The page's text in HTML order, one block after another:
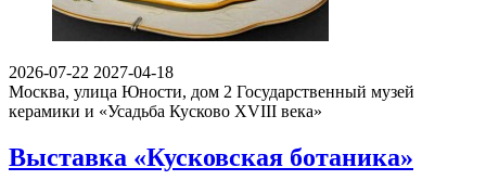
2026-07-22 2027-04-18
Москва, улица Юности, дом 2 Государственный музей
керамики и «Усадьба Кусково XVIII века»
Выставка «Кусковская ботаника»